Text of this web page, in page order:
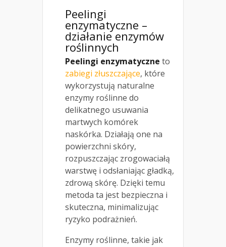
Peelingi
enzymatyczne –
działanie enzymów
roślinnych
Peelingi enzymatyczne to
zabiegi złuszczające, które
wykorzystują naturalne
enzymy roślinne do
delikatnego usuwania
martwych komórek
naskórka. Działają one na
powierzchni skóry,
rozpuszczając zrogowaciałą
warstwę i odsłaniając gładką,
zdrową skórę. Dzięki temu
metoda ta jest bezpieczna i
skuteczna, minimalizując
ryzyko podrażnień.
Enzymy roślinne, takie jak